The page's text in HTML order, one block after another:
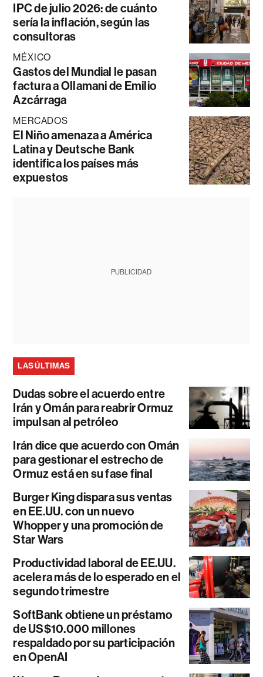
IPC de julio 2026: de cuánto
sería la inflación, según las
consultoras
MÉXICO
Gastos del Mundial le pasan
factura a Ollamani de Emilio
Azcárraga
MERCADOS
El Niño amenaza a América
Latina y Deutsche Bank
identifica los países más
expuestos
PUBLICIDAD
LAS ÚLTIMAS
Dudas sobre el acuerdo entre
Irán y Omán para reabrir Ormuz
impulsan al petróleo
Irán dice que acuerdo con Omán
para gestionar el estrecho de
Ormuz está en su fase final
Burger King dispara sus ventas
en EE.UU. con un nuevo
Whopper y una promoción de
Star Wars
Productividad laboral de EE.UU.
acelera más de lo esperado en el
segundo trimestre
SoftBank obtiene un préstamo
de US$10.000 millones
respaldado por su participación
en OpenAI